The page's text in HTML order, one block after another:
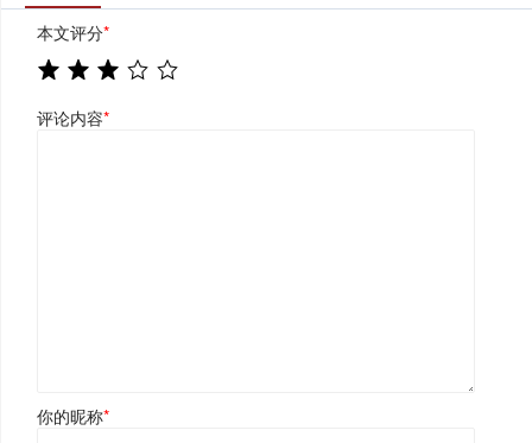
本文评分*
评论内容*
你的昵称*